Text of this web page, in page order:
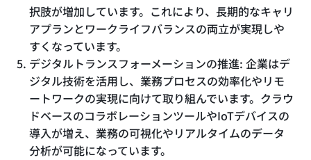
択肢が増加しています。これにより、長期的なキャリ
アプランとワークライフバランスの両立が実現しや
すくなっています。
デジタルトランスフォーメーションの推進: 企業はデ
ジタル技術を活用し、業務プロセスの効率化やリモ
ートワークの実現に向けて取り組んでいます。クラウ
ドベースのコラボレーションツールやIoTデバイスの
導入が増え、業務の可視化やリアルタイムのデータ
分析が可能になっています。